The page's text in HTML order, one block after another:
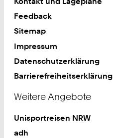
Feedback
Sitemap
Impressum
Datenschutzerklärung
Barrierefreiheitserklärung
Weitere Angebote
Unisportreisen NRW
adh